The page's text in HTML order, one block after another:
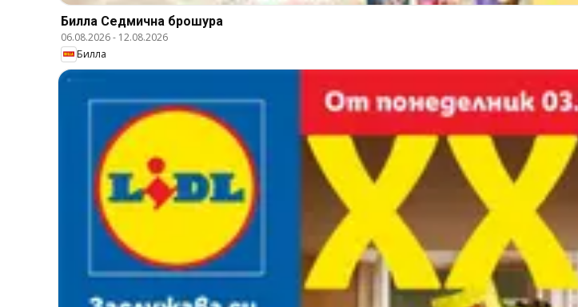
Билла Cедмична брошура
06.08.2026- 12.08.2026
Билла